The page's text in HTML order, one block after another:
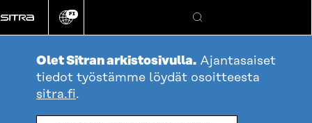
suoraan
sisältöön
Vaihda
kieli
FI
Hae
Olet Sitran arkistosivulla. Ajantasaiset
tiedot työstämme löydät osoitteesta
sitra.fi.